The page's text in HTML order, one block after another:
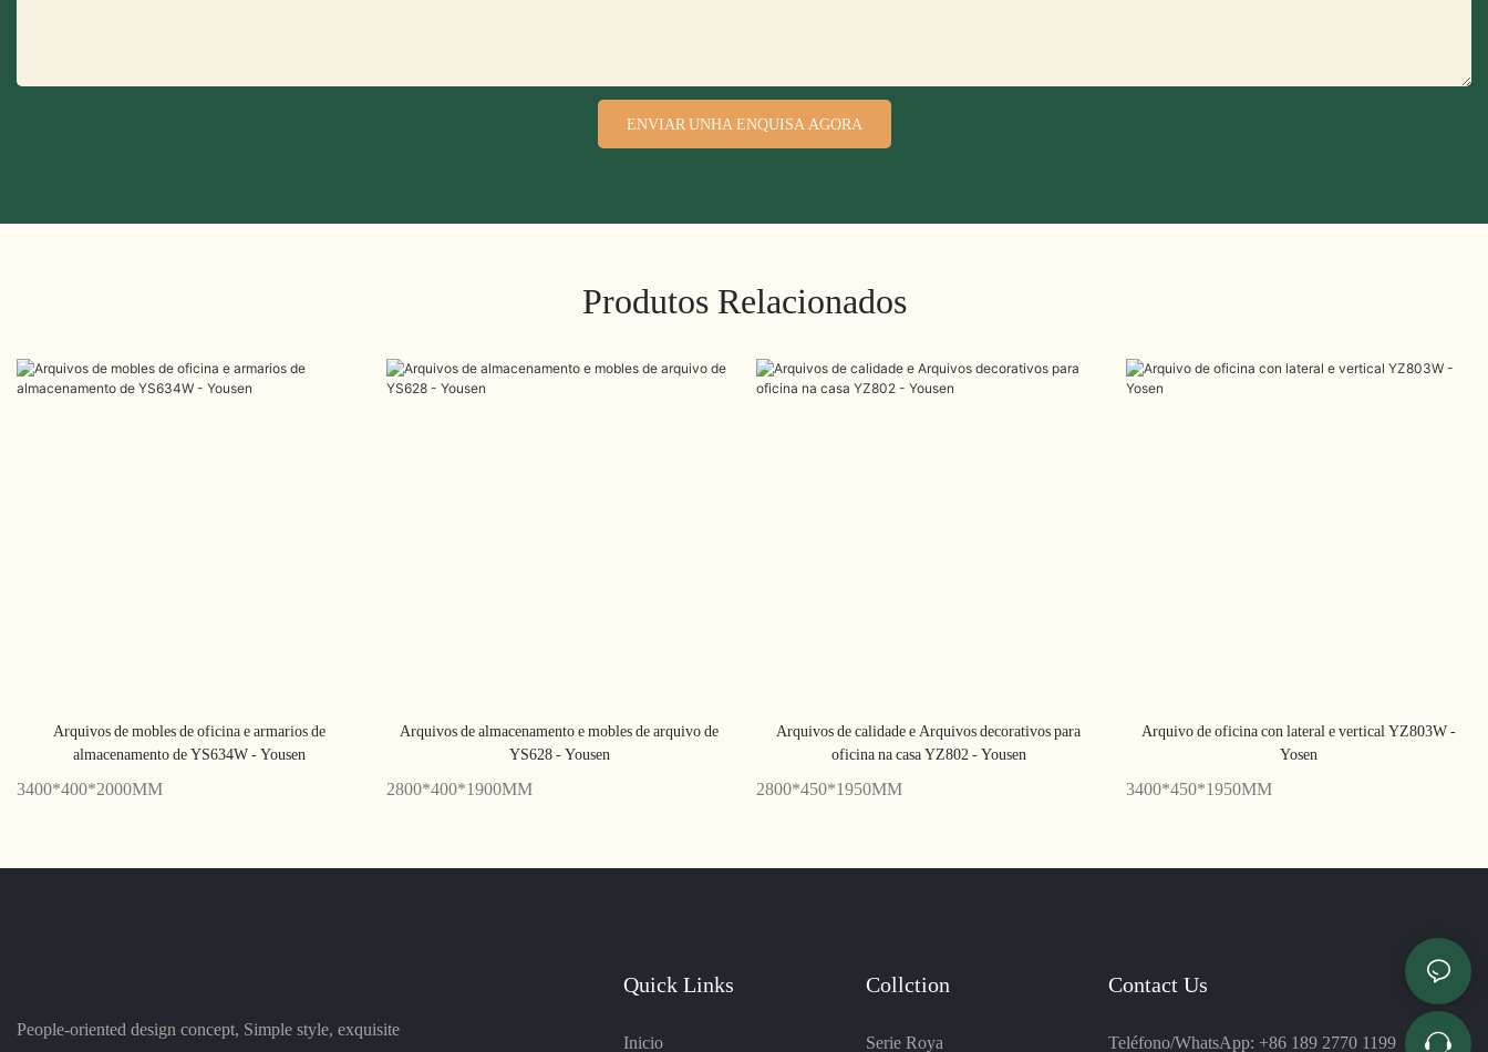
ENVIAR UNHA ENQUISA AGORA
Produtos Relacionados
Arquivos de mobles de oficina e armarios de
almacenamento de YS634W - Yousen
3400*400*2000MM
Arquivos de almacenamento e mobles de arquivo de
YS628 - Yousen
2800*400*1900MM
Arquivos de calidade e Arquivos decorativos para
oficina na casa YZ802 - Yousen
2800*450*1950MM
Arquivo de oficina con lateral e vertical YZ803W -
Yosen
3400*450*1950MM
People-oriented design concept, Simple style, exquisite
Quick Links
Inicio
Collction
Serie Roya
Contact Us
Teléfono/WhatsApp: +86 189 2770 1199